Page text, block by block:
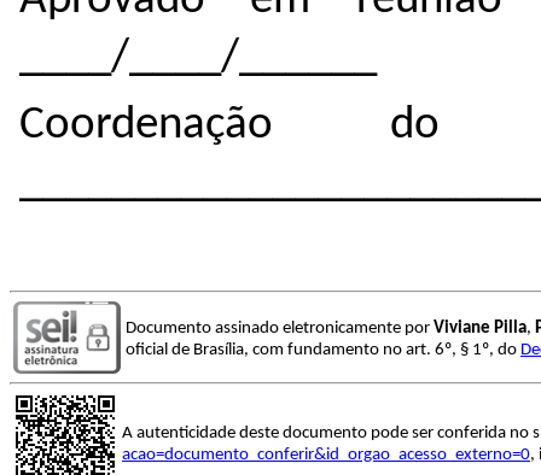
____/____/______
Coordenação do
Documento assinado eletronicamente por Viviane Pilla,
oficial de Brasília, com fundamento no art. 6º, § 1º, do
A autenticidade deste documento pode ser conferida no
acao=documento_conferir&id_orgao_acesso_externo=0,